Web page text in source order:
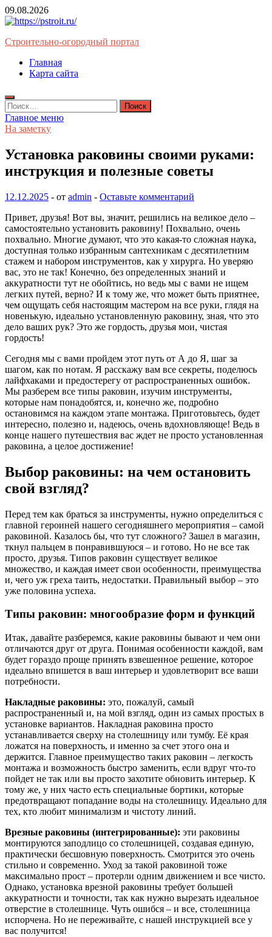
Перейти
к
09.08.2026
Строительно-огородный портал
Главная
Карта сайта
Найти:
Главное меню
На заметку
Установка раковины своими руками:
инструкция и полезные советы
12.12.2025 - от admin - Оставьте комментарий
Привет, друзья! Вот вы, значит, решились на великое дело –
самостоятельно установить раковину! Похвально, очень
похвально. Многие думают, что это какая-то сложная наука,
доступная только избранным сантехникам с десятилетним
стажем и набором инструментов, как у хирурга. Но уверяю
вас, это не так! Конечно, без определенных знаний и
аккуратности тут не обойтись, но ведь мы с вами не ищем
легких путей, верно? И к тому же, что может быть приятнее,
чем ощущать себя настоящим мастером на все руки, глядя на
новенькую, идеально установленную раковину, зная, что это
дело ваших рук? Это же гордость, друзья мои, чистая
гордость!
Сегодня мы с вами пройдем этот путь от А до Я, шаг за
шагом, как по нотам. Я расскажу вам все секреты, поделюсь
лайфхаками и предостерегу от распространенных ошибок.
Мы разберем все типы раковин, изучим инструменты,
которые нам понадобятся, и, конечно же, подробно
остановимся на каждом этапе монтажа. Приготовьтесь, будет
интересно, полезно и, надеюсь, очень вдохновляюще! Ведь в
конце нашего путешествия вас ждет не просто установленная
раковина, а целое достижение!
Выбор раковины: на чем остановить
свой взгляд?
Перед тем как браться за инструменты, нужно определиться с
главной героиней нашего сегодняшнего мероприятия – самой
раковиной. Казалось бы, что тут сложного? Зашел в магазин,
ткнул пальцем в понравившуюся – и готово. Но не все так
просто, друзья. Типов раковин существует великое
множество, и каждая имеет свои особенности, преимущества
и, чего уж греха таить, недостатки. Правильный выбор – это
уже половина успеха.
Типы раковин: многообразие форм и функций
Итак, давайте разберемся, какие раковины бывают и чем они
отличаются друг от друга. Понимая особенности каждой, вам
будет гораздо проще принять взвешенное решение, которое
идеально впишется в ваш интерьер и удовлетворит все ваши
потребности.
Накладные раковины: это, пожалуй, самый
распространенный и, на мой взгляд, один из самых простых в
установке вариантов. Накладная раковина просто
устанавливается сверху на столешницу или тумбу. Её края
ложатся на поверхность, и именно за счет этого она и
держится. Главное преимущество таких раковин – легкость
монтажа и возможность быстро заменить, если вдруг что-то
пойдет не так или вы просто захотите обновить интерьер. К
тому же, у них часто есть специальные бортики, которые
предотвращают попадание воды на столешницу. Идеально для
тех, кто любит минимализм и чистоту линий.
Врезные раковины (интегрированные): эти раковины
монтируются заподлицо со столешницей, создавая единую,
практически бесшовную поверхность. Смотрится это очень
стильно и современно. Уход за такой раковиной тоже
максимально прост – протерли одним движением и все чисто.
Однако, установка врезной раковины требует большей
аккуратности и точности, так как нужно вырезать идеальное
отверстие в столешнице. Чуть ошибся – и все, столешница
испорчена. Но не переживайте, с нашей инструкцией все у
вас получится!